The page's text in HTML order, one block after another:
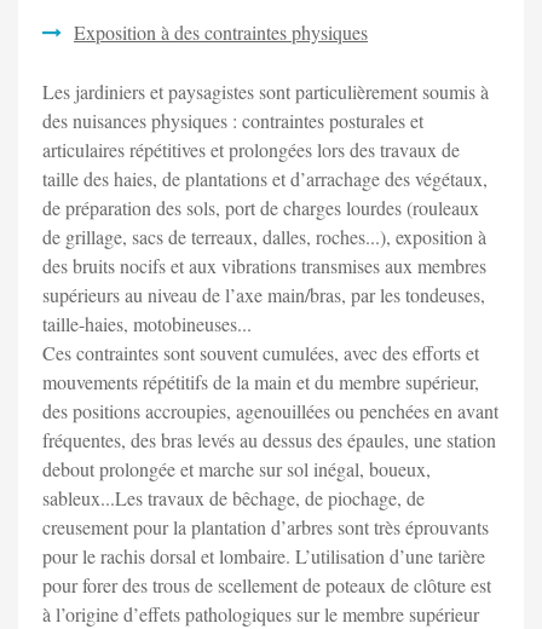
Exposition à des contraintes physiques
Les jardiniers et paysagistes sont particulièrement soumis à
des nuisances physiques : contraintes posturales et
articulaires répétitives et prolongées lors des travaux de
taille des haies, de plantations et d’arrachage des végétaux,
de préparation des sols, port de charges lourdes (rouleaux
de grillage, sacs de terreaux, dalles, roches...), exposition à
des bruits nocifs et aux vibrations transmises aux membres
supérieurs au niveau de l’axe main/bras, par les tondeuses,
taille-haies, motobineuses...
Ces contraintes sont souvent cumulées, avec des efforts et
mouvements répétitifs de la main et du membre supérieur,
des positions accroupies, agenouillées ou penchées en avant
fréquentes, des bras levés au dessus des épaules, une station
debout prolongée et marche sur sol inégal, boueux,
sableux...Les travaux de bêchage, de piochage, de
creusement pour la plantation d’arbres sont très éprouvants
pour le rachis dorsal et lombaire. L’utilisation d’une tarière
pour forer des trous de scellement de poteaux de clôture est
à l’origine d’effets pathologiques sur le membre supérieur